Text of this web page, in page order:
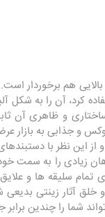
هم برخوردار
کرد، آن را به
و ظاهری آن ثابت
و جذابی به بازار
از این نظر با
زیادی را به سمت
تمام سلیقه ها و
آثار زینتی
شما را چندین